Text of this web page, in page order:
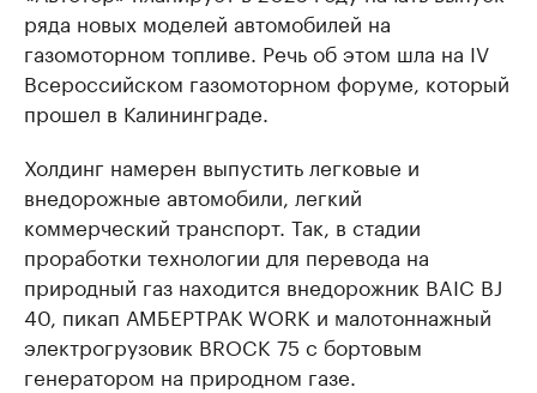
ряда новых моделей автомобилей на
газомоторном топливе. Речь об этом шла на IV
Всероссийском газомоторном форуме, который
прошел в Калининграде.
Холдинг намерен выпустить легковые и
внедорожные автомобили, легкий
коммерческий транспорт. Так, в стадии
проработки технологии для перевода на
природный газ находится внедорожник BAIC BJ
40, пикап АМБЕРТРАК WORK и малотоннажный
электрогрузовик BROCK 75 с бортовым
генератором на природном газе.